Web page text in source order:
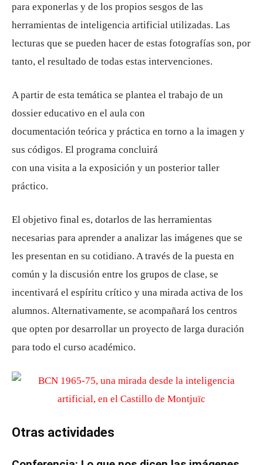
para exponerlas y de los propios sesgos de las
herramientas de inteligencia artificial utilizadas. Las
lecturas que se pueden hacer de estas fotografías son, por
tanto, el resultado de todas estas intervenciones.
A partir de esta temática se plantea el trabajo de un
dossier educativo en el aula con
documentación teórica y práctica en torno a la imagen y
sus códigos. El programa concluirá
con una visita a la exposición y un posterior taller
práctico.
El objetivo final es, dotarlos de las herramientas
necesarias para aprender a analizar las imágenes que se
les presentan en su cotidiano. A través de la puesta en
común y la discusión entre los grupos de clase, se
incentivará el espíritu crítico y una mirada activa de los
alumnos. Alternativamente, se acompañará los centros
que opten por desarrollar un proyecto de larga duración
para todo el curso académico.
Otras actividades